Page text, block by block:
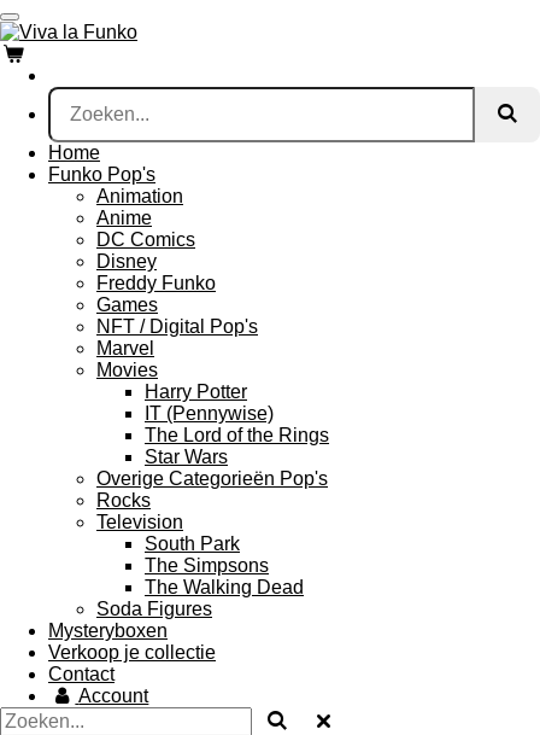
Ga
direct
naar
de
hoofdinhoud
Home
Funko Pop's
Animation
Anime
DC Comics
Disney
Freddy Funko
Games
NFT / Digital Pop's
Marvel
Movies
Harry Potter
IT (Pennywise)
The Lord of the Rings
Star Wars
Overige Categorieën Pop's
Rocks
Television
South Park
The Simpsons
The Walking Dead
Soda Figures
Mysteryboxen
Verkoop je collectie
Contact
Account